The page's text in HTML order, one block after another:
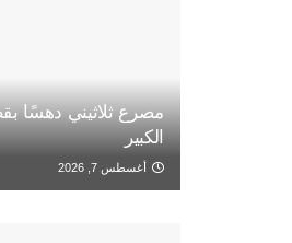
مصرع ثلاثيني دهسًا
الكبير
أغسطس 7, 2026